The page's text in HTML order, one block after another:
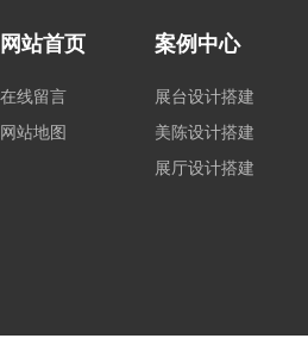
网站首页
在线留言
网站地图
案例中心
展台设计搭建
美陈设计搭建
展厅设计搭建